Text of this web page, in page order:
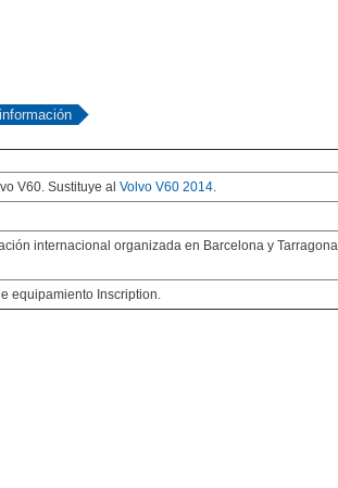
V60. Sustituye al Volvo V60 2014
internacional organizada en Barcelona y Tarragona,
equipamiento Inscription.